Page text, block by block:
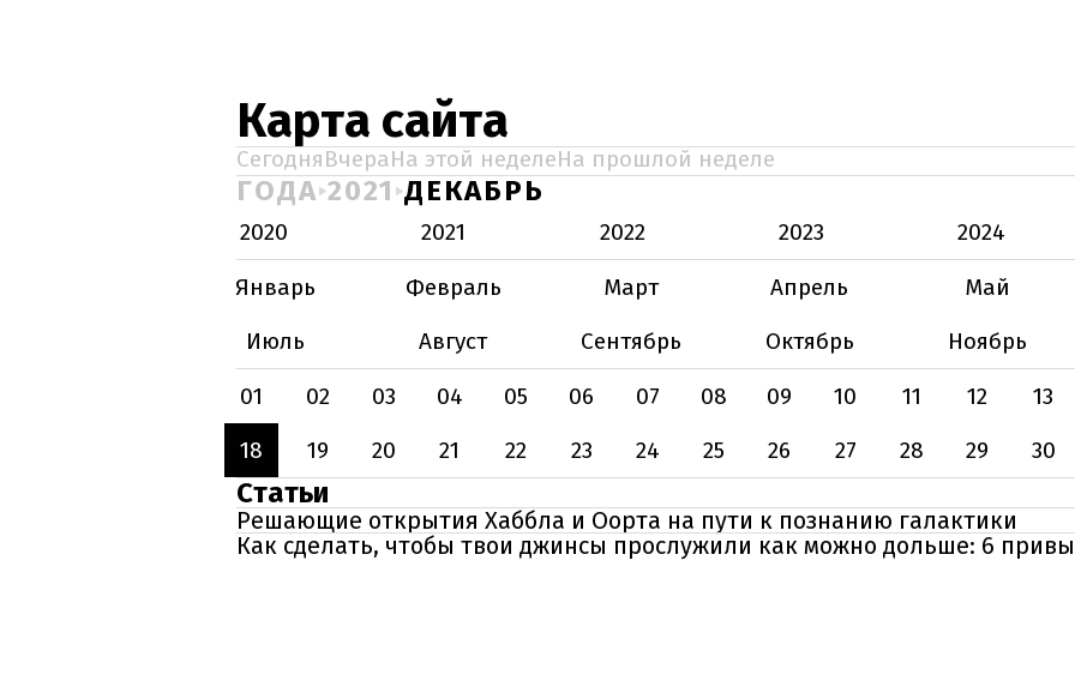
Карта сайта
СегодняВчераНа этой неделеНа прошлой неделе
ГОДА 2021 ДЕКАБРЬ
2020 2021 2022 2023
2024
Январь
Февраль Март Апрель
Май
Июль
Август Сентябрь Октябрь
Ноябрь
01
02 03 04 05 06 07 08 09 10 11 12
13
18
19 20 21 22 23 24 25 26 27 28 29 30
Статьи
Решающие открытия Хаббла и Оорта на пути к познанию галактики
Как сделать, чтобы твои джинсы прослужили как можно дольше: 6